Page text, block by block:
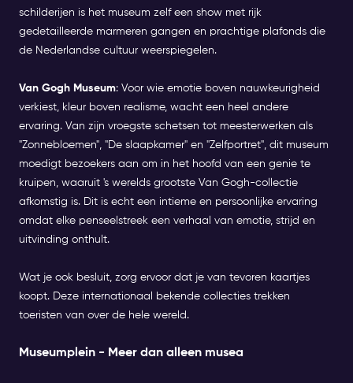
schilderijen is het museum zelf een show met rijk
gedetailleerde marmeren gangen en prachtige plafonds die
de Nederlandse cultuur weerspiegelen.
Van Gogh Museum: Voor wie emotie boven nauwkeurigheid
verkiest, kleur boven realisme, wacht een heel andere
ervaring. Van zijn vroegste schetsen tot meesterwerken als
"Zonnebloemen", "De slaapkamer" en "Zelfportret", dit museum
moedigt bezoekers aan om in het hoofd van een genie te
kruipen, waaruit 's werelds grootste Van Gogh-collectie
afkomstig is. Dit is echt een intieme en persoonlijke ervaring
omdat elke penseelstreek een verhaal van emotie, strijd en
uitvinding onthult.
Wat je ook besluit, zorg ervoor dat je van tevoren kaartjes
koopt. Deze internationaal bekende collecties trekken
toeristen van over de hele wereld.
Museumplein - Meer dan alleen musea